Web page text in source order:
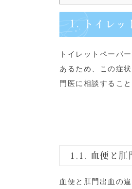
1. トイレッ
トイレットペーパ
あるため、この症
門医に相談するこ
1.1. 血便と肛
血便と肛門出血の